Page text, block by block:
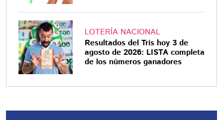
LOTERÍA NACIONAL
Resultados del Tris hoy 3 de
agosto de 2026: LISTA completa
de los números ganadores